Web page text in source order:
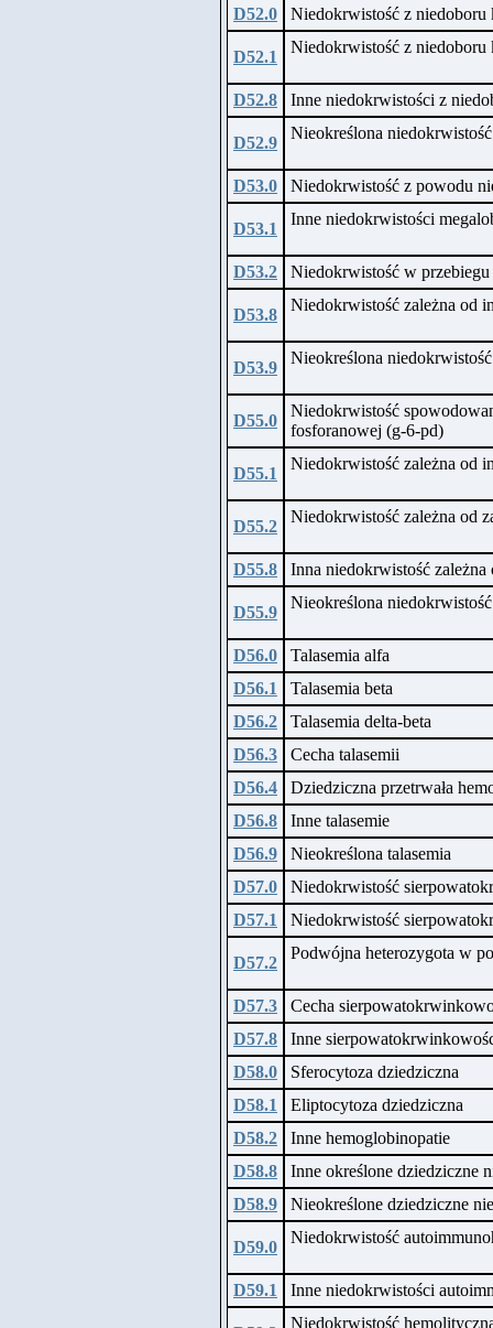
D52.0
Niedokrwistość z
D52.1
Niedokrwistość z
D52.8 Inne niedokrwistości z
D52.9
Nieokreślona
D53.0 Niedokrwistość z powodu
D53.1
Inne niedokrwistości
D53.2 Niedokrwistość w
D53.8
Niedokrwistość zależna od
D53.9
Nieokreślona
D55.0
Niedokrwistość
fosforanowej (g-6-pd)
D55.1
Niedokrwistość zależna od
D55.2
Niedokrwistość zależna od
D55.8 Inna niedokrwistość
D55.9
Nieokreślona
D56.0
Talasemia alfa
D56.1
Talasemia beta
D56.2
Talasemia delta-beta
D56.3
Cecha talasemii
D56.4
Dziedziczna przetrwała
D56.8
Inne talasemie
D56.9
Nieokreślona talasemia
D57.0
Niedokrwistość
D57.1
Niedokrwistość
D57.2
Podwójna heterozygota w
D57.3
Cecha
D57.8
Inne
D58.0
Sferocytoza dziedziczna
D58.1
Eliptocytoza dziedziczna
D58.2
Inne hemoglobinopatie
D58.8
Inne określone dziedziczne
D58.9
Nieokreślone dziedziczne
D59.0
Niedokrwistość
D59.1 Inne niedokrwistości
Niedokrwistość